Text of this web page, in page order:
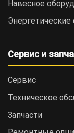
Навесное
Сервис и
Сервис
Техническое
Запчасти